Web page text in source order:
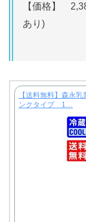
【価格】
あり)
【送料無料】森永
ンクタイプ 1…